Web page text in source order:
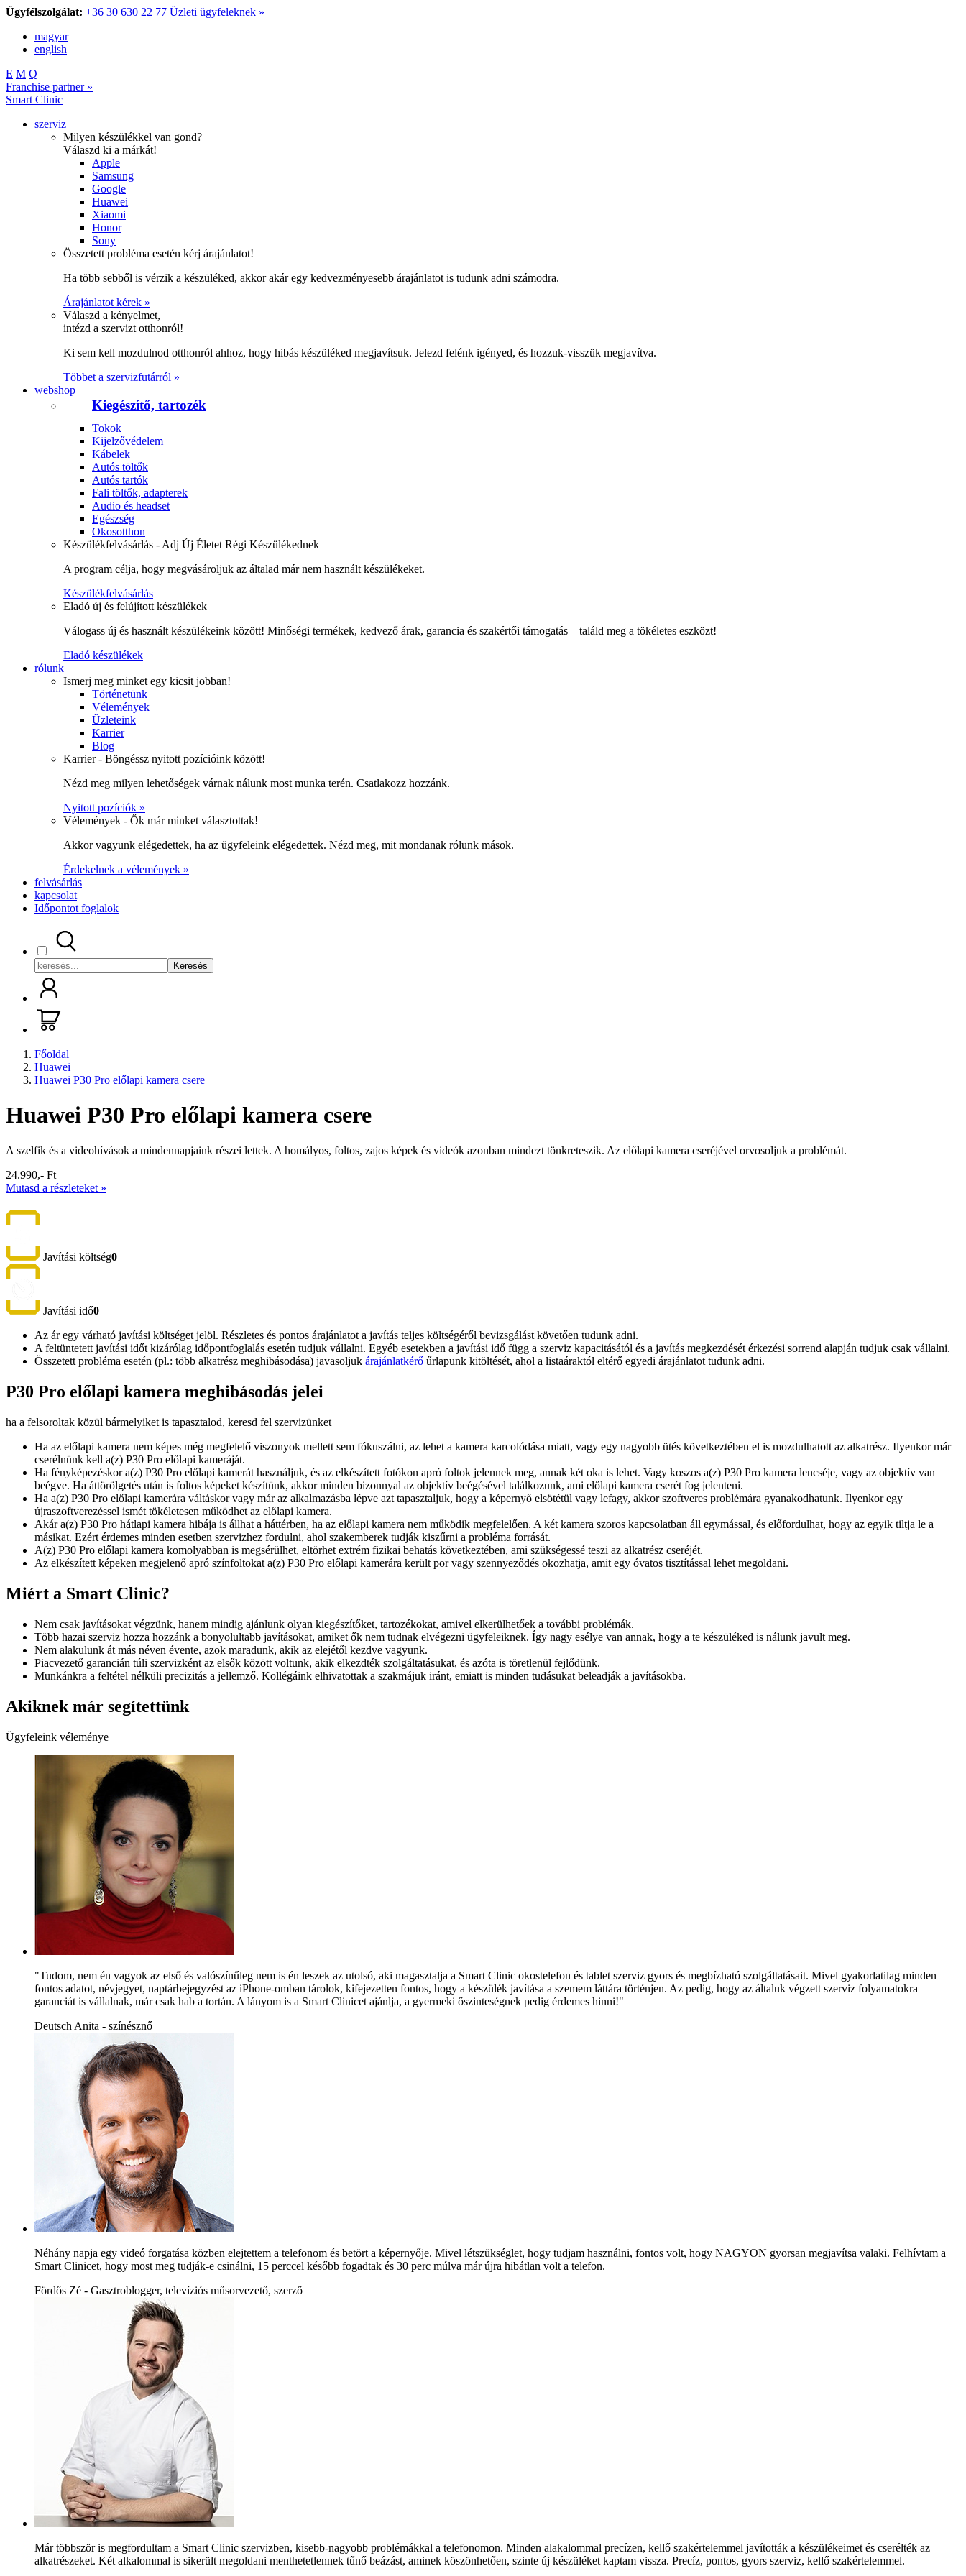
Ügyfélszolgálat: +36 30 630 22 77 Üzleti ügyfeleknek »
magyar
english
E M Q
Franchise partner »
Smart Clinic
szerviz
Milyen készülékkel van gond?
Válaszd ki a márkát!
Apple
Samsung
Google
Huawei
Xiaomi
Honor
Sony
Összetett probléma esetén kérj árajánlatot!
Ha több sebből is vérzik a készüléked, akkor akár egy kedvezményesebb árajánlatot is tudunk adni számodra.
Árajánlatot kérek »
Válaszd a kényelmet,
intézd a szervizt otthonról!
Ki sem kell mozdulnod otthonról ahhoz, hogy hibás készüléked megjavítsuk. Jelezd felénk igényed, és hozzuk-visszük megjavítva.
Többet a szervizfutárról »
webshop
Kiegészítő, tartozék
Tokok
Kijelzővédelem
Kábelek
Autós töltők
Autós tartók
Fali töltők, adapterek
Audio és headset
Egészség
Okosotthon
Készülékfelvásárlás - Adj Új Életet Régi Készülékednek
A program célja, hogy megvásároljuk az általad már nem használt készülékeket.
Készülékfelvásárlás
Eladó új és felújított készülékek
Válogass új és használt készülékeink között! Minőségi termékek, kedvező árak, garancia és szakértői támogatás – találd meg a tökéletes eszközt!
Eladó készülékek
rólunk
Ismerj meg minket egy kicsit jobban!
Történetünk
Vélemények
Üzleteink
Karrier
Blog
Karrier - Böngéssz nyitott pozícióink között!
Nézd meg milyen lehetőségek várnak nálunk most munka terén. Csatlakozz hozzánk.
Nyitott pozíciók »
Vélemények - Ők már minket választottak!
Akkor vagyunk elégedettek, ha az ügyfeleink elégedettek. Nézd meg, mit mondanak rólunk mások.
Érdekelnek a vélemények »
felvásárlás
kapcsolat
Időpontot foglalok
Keresés
Főoldal
Huawei
Huawei P30 Pro előlapi kamera csere
Huawei P30 Pro előlapi kamera csere
A szelfik és a videohívások a mindennapjaink részei lettek. A homályos, foltos, zajos képek és videók azonban mindezt tönkreteszik. Az előlapi kamera cseréjével orvosoljuk a problémát.
24.990,- Ft
Mutasd a részleteket »
Javítási költség0
Javítási idő0
Az ár egy várható javítási költséget jelöl. Részletes és pontos árajánlatot a javítás teljes költségéről bevizsgálást követően tudunk adni.
A feltüntetett javítási időt kizárólag időpontfoglalás esetén tudjuk vállalni. Egyéb esetekben a javítási idő függ a szerviz kapacitásától és a javítás megkezdését érkezési sorrend alapján tudjuk csak vállalni.
Összetett probléma esetén (pl.: több alkatrész meghibásodása) javasoljuk árajánlatkérő űrlapunk kitöltését, ahol a listaáraktól eltérő egyedi árajánlatot tudunk adni.
P30 Pro előlapi kamera meghibásodás jelei
ha a felsoroltak közül bármelyiket is tapasztalod, keresd fel szervizünket
Ha az előlapi kamera nem képes még megfelelő viszonyok mellett sem fókuszálni, az lehet a kamera karcolódása miatt, vagy egy nagyobb ütés következtében el is mozdulhatott az alkatrész. Ilyenkor már
cserélnünk kell a(z) P30 Pro előlapi kameráját.
Ha fényképezéskor a(z) P30 Pro előlapi kamerát használjuk, és az elkészített fotókon apró foltok jelennek meg, annak két oka is lehet. Vagy koszos a(z) P30 Pro kamera lencséje, vagy az objektív van
beégve. Ha áttörölgetés után is foltos képeket készítünk, akkor minden bizonnyal az objektív beégésével találkozunk, ami előlapi kamera cserét fog jelenteni.
Ha a(z) P30 Pro előlapi kamerára váltáskor vagy már az alkalmazásba lépve azt tapasztaljuk, hogy a képernyő elsötétül vagy lefagy, akkor szoftveres problémára gyanakodhatunk. Ilyenkor egy
újraszoftverezéssel ismét tökéletesen működhet az előlapi kamera.
Akár a(z) P30 Pro hátlapi kamera hibája is állhat a háttérben, ha az előlapi kamera nem működik megfelelően. A két kamera szoros kapcsolatban áll egymással, és előfordulhat, hogy az egyik tiltja le a
másikat. Ezért érdemes minden esetben szervizhez fordulni, ahol szakemberek tudják kiszűrni a probléma forrását.
A(z) P30 Pro előlapi kamera komolyabban is megsérülhet, eltörhet extrém fizikai behatás következtében, ami szükségessé teszi az alkatrész cseréjét.
Az elkészített képeken megjelenő apró színfoltokat a(z) P30 Pro előlapi kamerára került por vagy szennyeződés okozhatja, amit egy óvatos tisztítással lehet megoldani.
Miért a Smart Clinic?
Nem csak javításokat végzünk, hanem mindig ajánlunk olyan kiegészítőket, tartozékokat, amivel elkerülhetőek a további problémák.
Több hazai szerviz hozza hozzánk a bonyolultabb javításokat, amiket ők nem tudnak elvégezni ügyfeleiknek. Így nagy esélye van annak, hogy a te készüléked is nálunk javult meg.
Nem alakulunk át más néven évente, azok maradunk, akik az elejétől kezdve vagyunk.
Piacvezető garancián túli szervizként az elsők között voltunk, akik elkezdték szolgáltatásukat, és azóta is töretlenül fejlődünk.
Munkánkra a feltétel nélküli precizitás a jellemző. Kollégáink elhivatottak a szakmájuk iránt, emiatt is minden tudásukat beleadják a javításokba.
Akiknek már segítettünk
Ügyfeleink véleménye
"Tudom, nem én vagyok az első és valószínűleg nem is én leszek az utolsó, aki magasztalja a Smart Clinic okostelefon és tablet szerviz gyors és megbízható szolgáltatásait. Mivel gyakorlatilag minden
fontos adatot, névjegyet, naptárbejegyzést az iPhone-omban tárolok, kifejezetten fontos, hogy a készülék javítása a szemem láttára történjen. Az pedig, hogy az általuk végzett szerviz folyamatokra
garanciát is vállalnak, már csak hab a tortán. A lányom is a Smart Clinicet ajánlja, a gyermeki őszinteségnek pedig érdemes hinni!"
Deutsch Anita - színésznő
Néhány napja egy videó forgatása közben elejtettem a telefonom és betört a képernyője. Mivel létszükséglet, hogy tudjam használni, fontos volt, hogy NAGYON gyorsan megjavítsa valaki. Felhívtam a
Smart Clinicet, hogy most meg tudják-e csinálni, 15 perccel később fogadtak és 30 perc múlva már újra hibátlan volt a telefon.
Fördős Zé - Gasztroblogger, televíziós műsorvezető, szerző
Már többször is megfordultam a Smart Clinic szervizben, kisebb-nagyobb problémákkal a telefonomon. Minden alakalommal precízen, kellő szakértelemmel javították a készülékeimet és cserélték az
alkatrészeket. Két alkalommal is sikerült megoldani menthetetlennek tűnő beázást, aminek köszönhetően, szinte új készüléket kaptam vissza. Precíz, pontos, gyors szerviz, kellő szakértelemmel.